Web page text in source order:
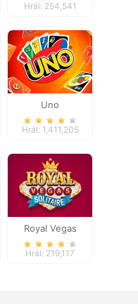
Hrál: 254,541
Uno
Hrál: 1,411,205
Royal Vegas
Solitaire
Hrál: 219,117